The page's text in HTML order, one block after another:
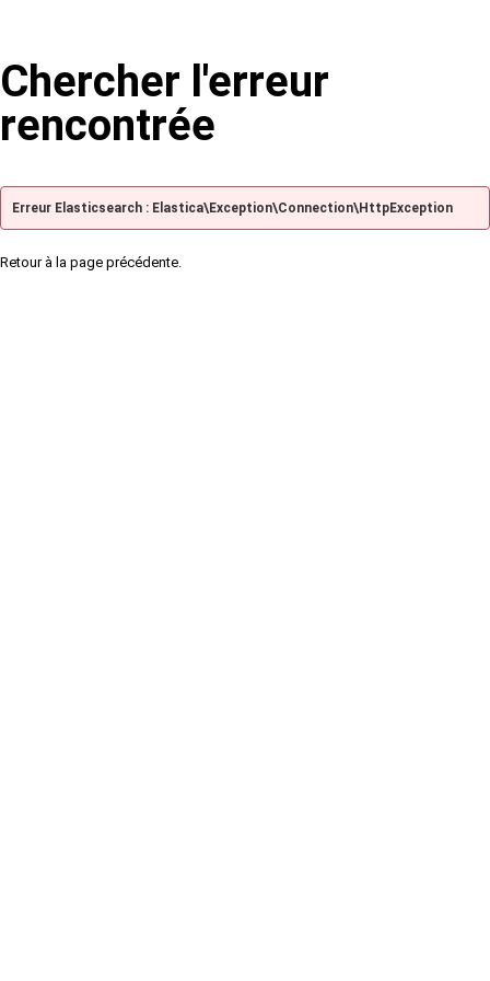
Chercher l'erreur
rencontrée
Erreur Elasticsearch : Elastica\Exception\Connection\HttpException
Retour à la page précédente.